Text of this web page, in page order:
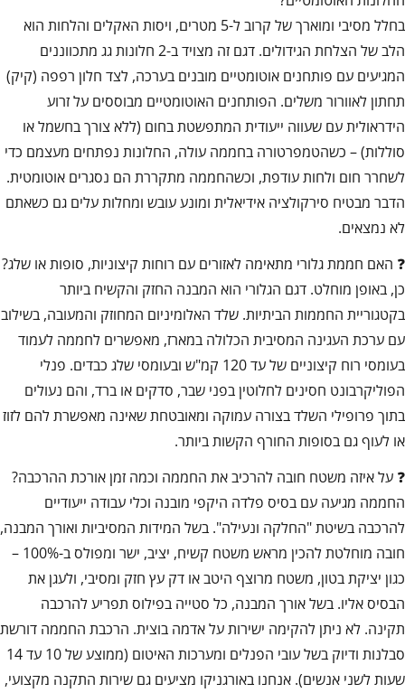
בחלל מסיבי ומוארך של קרוב ל-5 מטרים, ויסות האקלים והלחות הוא
הלב של הצלחת הגידולים. דגם זה מצויד ב-2 חלונות גג מתכווננים
המגיעים עם פותחנים אוטומטיים מובנים בערכה, לצד חלון רפפה (קיק)
תחתון לאוורור משלים. הפותחנים האוטומטיים מבוססים על זרוע
הידראולית עם שעווה ייעודית המתפשטת בחום (ללא צורך בחשמל או
סוללות) – כשהטמפרטורה בחממה עולה, החלונות נפתחים מעצמם כדי
לשחרר חום ולחות עודפת, וכשהחממה מתקררת הם נסגרים אוטומטית.
הדבר מבטיח סירקולציה אידיאלית ומונע עובש ומחלות עלים גם כשאתם
לא נמצאים.
❓ האם חממת גלורי מתאימה לאזורים עם רוחות קיצוניות, סופות או שלג?
כן, באופן מוחלט. דגם הגלורי הוא המבנה החזק והקשיח ביותר
בקטגוריית החממות הביתיות. שלד האלומיניום המחוזק והמעובה, בשילוב
עם ערכת העגינה המסיבית הכלולה במארז, מאפשרים לחממה לעמוד
בעומסי רוח קיצוניים של עד 120 קמ"ש ובעומסי שלג כבדים. פנלי
הפוליקרבונט חסינים לחלוטין בפני שבר, סדקים או ברד, והם נעולים
בתוך פרופילי השלד בצורה עמוקה ומאובטחת שאינה מאפשרת להם לזוז
או לעוף גם בסופות החורף הקשות ביותר.
❓ על איזה משטח חובה להרכיב את החממה וכמה זמן אורכת ההרכבה?
החממה מגיעה עם בסיס פלדה היקפי מובנה וכלי עבודה ייעודיים
להרכבה בשיטת "החלקה ונעילה". בשל המידות המסיביות ואורך המבנה,
חובה מוחלטת להכין מראש משטח קשיח, יציב, ישר ומפולס ב-100% –
כגון יציקת בטון, משטח מרוצף היטב או דק עץ חזק ומסיבי, ולעגן את
הבסיס אליו. בשל אורך המבנה, כל סטייה בפילוס תפריע להרכבה
תקינה. לא ניתן להקימה ישירות על אדמה בוצית. הרכבת החממה דורשת
סבלנות ודיוק בשל עובי הפנלים ומערכות האיטום (ממוצע של 10 עד 14
שעות לשני אנשים). אנחנו באורגניקו מציעים גם שירות התקנה מקצועי,